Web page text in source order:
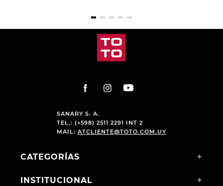
SANARY S. A.
TEL.: (+598) 2511 2291 INT 2
MAIL: ATCLIENTE@TOTO.COM.UY
CATEGORÍAS +
INSTITUCIONAL +